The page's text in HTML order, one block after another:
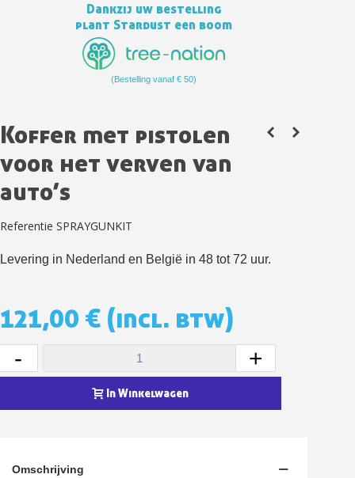
Levering binnen 48-72 uur in Nederland
Verzamel loyaliteitspunten bij elke bestelling
Retourneer producten binnen 14 dagen
5€ korting op de eerste bestelling
10€ shopping voucher voor elke verwijzing
Betaling in 4x gratis vanaf een aankoopwaarde van 30€.
Dankzij uw bestelling
plant Stardust een boom
(Bestelling vanaf € 50)
Koffer met pistolen
voor het verven van
auto’s
Referentie SPRAYGUNKIT
Levering in Nederland en België in 48 tot 72 uur.
121,00 € (incl. btw)
- +
In Winkelwagen
Omschrijving